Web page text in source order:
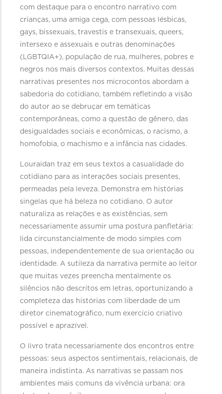
com destaque para o encontro narrativo com
crianças, uma amiga cega, com pessoas lésbicas,
gays, bissexuais, travestis e transexuais, queers,
intersexo e assexuais e outras denominações
(LGBTQIA+), população de rua, mulheres, pobres e
negros nos mais diversos contextos. Muitas dessas
narrativas presentes nos microcontos abordam a
sabedoria do cotidiano, também refletindo a visão
do autor ao se debruçar em temáticas
contemporâneas, como a questão de gênero, das
desigualdades sociais e econômicas, o racismo, a
homofobia, o machismo e a infância nas cidades.
Louraidan traz em seus textos a casualidade do
cotidiano para as interações sociais presentes,
permeadas pela leveza. Demonstra em histórias
singelas que há beleza no cotidiano. O autor
naturaliza as relações e as existências, sem
necessariamente assumir uma postura panfletária:
lida circunstancialmente de modo simples com
pessoas, independentemente de sua orientação ou
identidade. A sutileza da narrativa permite ao leitor
que muitas vezes preencha mentalmente os
silêncios não descritos em letras, oportunizando a
completeza das histórias com liberdade de um
diretor cinematográfico, num exercício criativo
possível e aprazível.
O livro trata necessariamente dos encontros entre
pessoas: seus aspectos sentimentais, relacionais, de
maneira indistinta. As narrativas se passam nos
ambientes mais comuns da vivência urbana: ora